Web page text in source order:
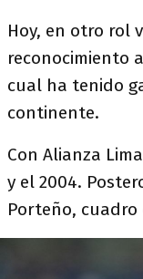
Hoy, en otro rol
reconocimiento
cual ha tenido
continente.
Con Alianza
y el 2004.
Porteño, cuadro